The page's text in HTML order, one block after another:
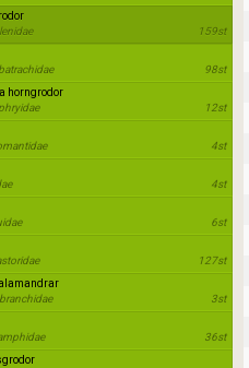
159st
98st
12st
horngrodor
4st
4st
6st
127st
3st
36st